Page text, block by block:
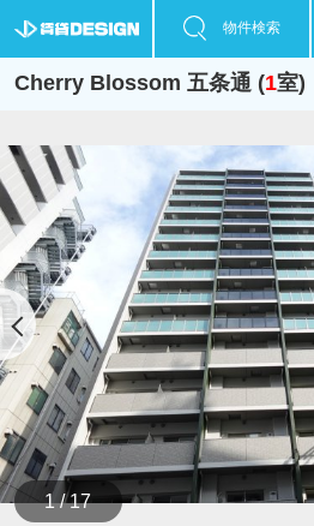
物件検索
Cherry Blossom 五条通 (1室)
1 / 17